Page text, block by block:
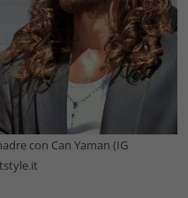
con Can Yaman (IG